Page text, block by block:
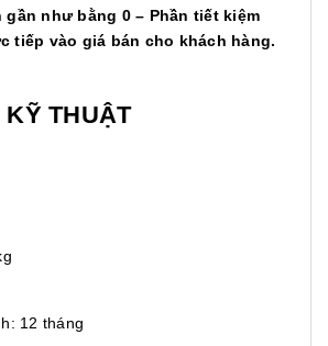
gần như bằng 0 – Phần tiết kiệm
tiếp vào giá bán cho khách hàng.
KỸ THUẬT
12 tháng